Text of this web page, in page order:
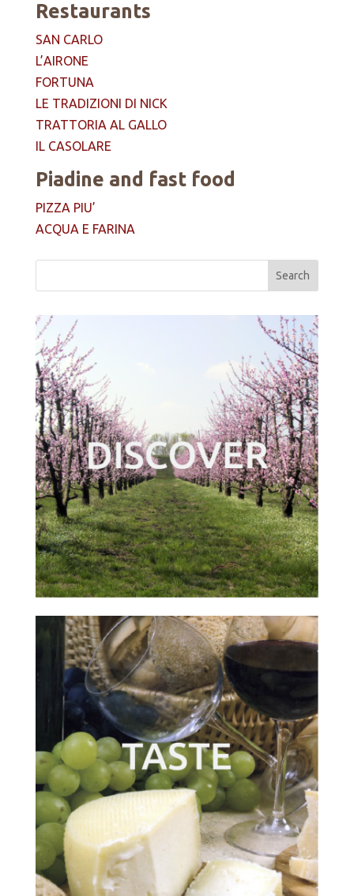
Restaurants
SAN CARLO
L’AIRONE
FORTUNA
LE TRADIZIONI DI NICK
TRATTORIA AL GALLO
IL CASOLARE
Piadine and fast food
PIZZA PIU’
ACQUA E FARINA